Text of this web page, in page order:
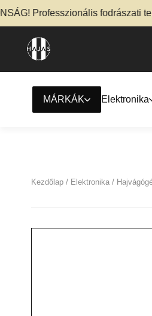
Professzionális fodrászati
MÁRKÁK Elektronika
Kezdőlap / Elektronika /